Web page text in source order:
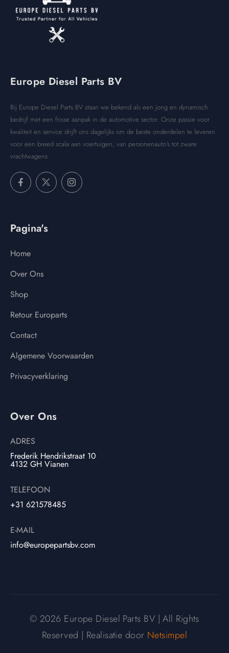
Europe Diesel Parts BV
Bij Europe Diesel Parts BV staan we bekend als een jong en dynamisch
bedrijf met een frisse aanpak in de automotive sector. Onze passie voor
kwaliteit en service drijft ons dagelijks om de beste onderdelen te leveren
voor een breed scala aan voertuigen, van personenauto’s tot zware
vrachtwagens.
Pagina's
Home
Over Ons
Shop
Retour Europarts
Contact
Algemene Voorwaarden
Privacyverklaring
Over Ons
ADRES
Frederik Hendrikstraat 10
4132 GH Vianen
TELEFOON
+31 621578485
E-MAIL
info@europepartsbv.com
© 2026 Europe Diesel Parts BV | All Rights
Reserved | Realisatie door Netsimpel